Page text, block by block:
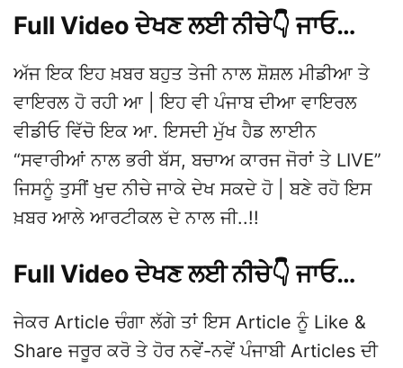
Full Video ਦੇਖਣ ਲਈ ਨੀਚੇ👇 ਜਾਓ…
ਅੱਜ ਇਕ ਇਹ ਖ਼ਬਰ ਬਹੁਤ ਤੇਜੀ ਨਾਲ ਸ਼ੋਸ਼ਲ ਮੀਡੀਆ ਤੇ
ਵਾਇਰਲ ਹੋ ਰਹੀ ਆ | ਇਹ ਵੀ ਪੰਜਾਬ ਦੀਆ ਵਾਇਰਲ
ਵੀਡੀਓ ਵਿੱਚੋ ਇਕ ਆ. ਇਸਦੀ ਮੁੱਖ ਹੈਡ ਲਾਈਨ
“ਸਵਾਰੀਆਂ ਨਾਲ ਭਰੀ ਬੱਸ, ਬਚਾਅ ਕਾਰਜ ਜੋਰਾਂ ਤੇ LIVE”
ਜਿਸਨੂੰ ਤੁਸੀਂ ਖੁਦ ਨੀਚੇ ਜਾਕੇ ਦੇਖ ਸਕਦੇ ਹੋ | ਬਣੇ ਰਹੋ ਇਸ
ਖ਼ਬਰ ਆਲੇ ਆਰਟੀਕਲ ਦੇ ਨਾਲ ਜੀ..!!
Full Video ਦੇਖਣ ਲਈ ਨੀਚੇ👇 ਜਾਓ…
ਜੇਕਰ Article ਚੰਗਾ ਲੱਗੇ ਤਾਂ ਇਸ Article ਨੂੰ Like &
Share ਜਰੂਰ ਕਰੋ ਤੇ ਹੋਰ ਨਵੇਂ-ਨਵੇਂ ਪੰਜਾਬੀ Articles ਦੀ